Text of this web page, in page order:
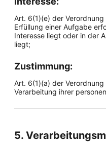
Art. 6(1)(e) der
Erfüllung einer Aufgabe
Interesse liegt oder in der
liegt;
Zustimmung:
Art. 6(1)(a) der
Verarbeitung ihrer
5.